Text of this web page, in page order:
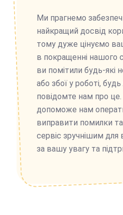
Ми прагнемо
найкращий досвід
тому дуже цінуємо
в покращенні нашого
ви помітили будь-які
або збої у роботі, будь
повідомте нам про
допоможе нам
виправити помилки
сервіс зручнішим для
за вашу увагу та